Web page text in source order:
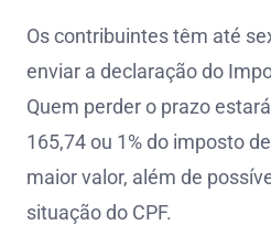
Os contribuintes têm até
enviar a declaração do
Quem perder o prazo
165,74 ou 1% do imposto
maior valor, além de
situação do CPF.